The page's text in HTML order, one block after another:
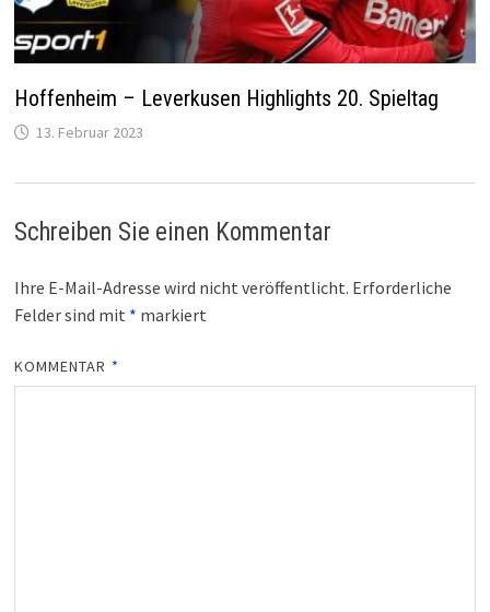
Hoffenheim – Leverkusen Highlights 20. Spieltag
13. Februar 2023
Schreiben Sie einen Kommentar
Ihre E-Mail-Adresse wird nicht veröffentlicht. Erforderliche
Felder sind mit * markiert
KOMMENTAR *